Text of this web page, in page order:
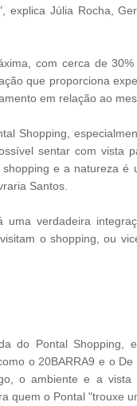
Júlia Rocha,
com cerca de
que proporciona
em relação ao
Shopping,
sentar com vista
e a natureza é
Santos.
verdadeira
o shopping, ou
do Pontal Shopping,
o 20BARRA9 e o
o ambiente e a vista
quem o Pontal "trouxe